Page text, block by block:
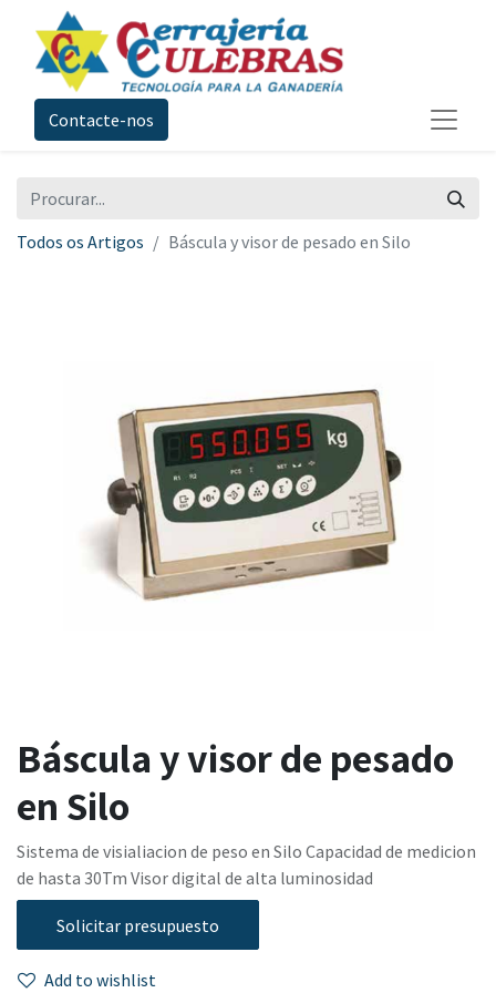
Contacte-nos
Todos os Artigos Báscula y visor de pesado en Silo
Báscula y visor de pesado
en Silo
Sistema de visialiacion de peso en Silo Capacidad de medicion
de hasta 30Tm Visor digital de alta luminosidad
Solicitar presupuesto
Add to wishlist